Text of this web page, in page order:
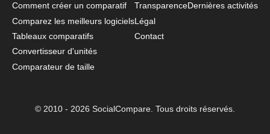
Comment créer un comparatif
Comparez les meilleurs logiciels
Tableaux comparatifs
Convertisseur d'unités
Comparateur de taille
Transparence
Légal
Contact
Dernières activités
© 2010 - 2026 SocialCompare. Tous droits réservés.